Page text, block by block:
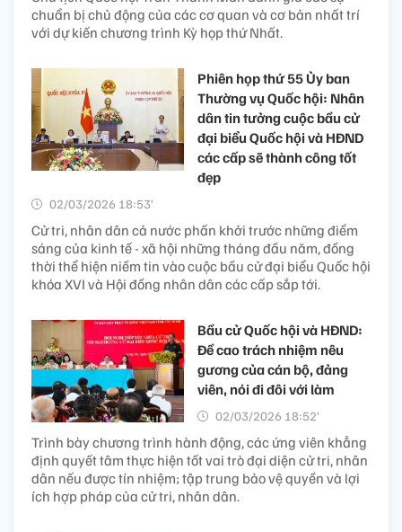
chuẩn bị chủ động của các cơ quan và cơ bản nhất trí
với dự kiến chương trình Kỳ họp thứ Nhất.
Phiên họp thứ 55 Ủy ban
Thường vụ Quốc hội: Nhân
dân tin tưởng cuộc bầu cử
đại biểu Quốc hội và HĐND
các cấp sẽ thành công tốt
đẹp
02/03/2026 18:53’
Cử tri, nhân dân cả nước phấn khởi trước những điểm
sáng của kinh tế - xã hội những tháng đầu năm, đồng
thời thể hiện niềm tin vào cuộc bầu cử đại biểu Quốc hội
khóa XVI và Hội đồng nhân dân các cấp sắp tới.
Bầu cử Quốc hội và HĐND:
Đề cao trách nhiệm nêu
gương của cán bộ, đảng
viên, nói đi đôi với làm
02/03/2026 18:52’
Trình bày chương trình hành động, các ứng viên khẳng
định quyết tâm thực hiện tốt vai trò đại diện cử tri, nhân
dân nếu được tín nhiệm; tập trung bảo vệ quyền và lợi
ích hợp pháp của cử tri, nhân dân.